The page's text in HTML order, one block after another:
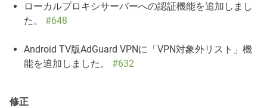
ローカルプロキシサーバーへの認証機能を追加しまし
た。 #648
Android TV版AdGuard VPNに「VPN対象外リスト」機
能を追加しました。 #632
修正